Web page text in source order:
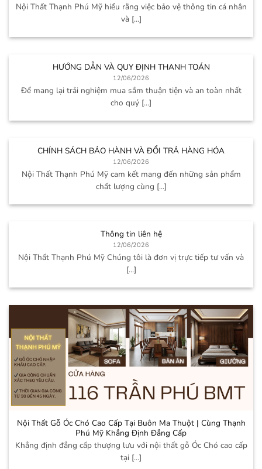
Nội Thất Thạnh Phú Mỹ hiểu rằng việc bảo vệ thông tin cá nhân
và [...]
HƯỚNG DẪN VÀ QUY ĐỊNH THANH TOÁN
12/06/2026
Để mang lại trải nghiệm mua sắm thuận tiện và an toàn nhất
cho quý [...]
CHÍNH SÁCH BẢO HÀNH VÀ ĐỔI TRẢ HÀNG HÓA
12/06/2026
Nội Thất Thạnh Phú Mỹ cam kết mang đến những sản phẩm
chất lượng cùng [...]
Thông tin liên hệ
12/06/2026
Nội Thất Thạnh Phú Mỹ Chúng tôi là đơn vị trực tiếp tư vấn và
[...]
Nội Thất Gỗ Óc Chó Cao Cấp Tại Buôn Ma Thuột | Cùng Thạnh
Phú Mỹ Khẳng Định Đẳng Cấp
Khẳng định đẳng cấp thượng lưu với nội thất gỗ Óc Chó cao cấp
tại [...]